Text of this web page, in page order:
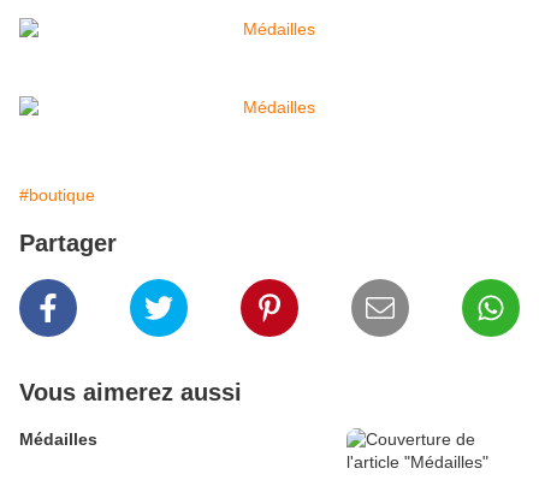
#boutique
Partager
Vous aimerez aussi
Médailles